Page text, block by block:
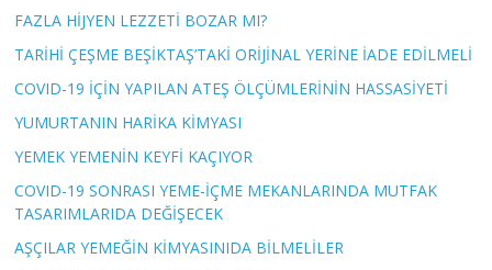
FAZLA HİJYEN LEZZETİ BOZAR MI?
TARİHİ ÇEŞME BEŞİKTAŞ’TAKİ ORİJİNAL YERİNE İADE EDİLMELİ
COVID-19 İÇİN YAPILAN ATEŞ ÖLÇÜMLERİNİN HASSASİYETİ
YUMURTANIN HARİKA KİMYASI
YEMEK YEMENİN KEYFİ KAÇIYOR
COVID-19 SONRASI YEME-İÇME MEKANLARINDA MUTFAK
TASARIMLARIDA DEĞİŞECEK
AŞÇILAR YEMEĞİN KİMYASINIDA BİLMELİLER